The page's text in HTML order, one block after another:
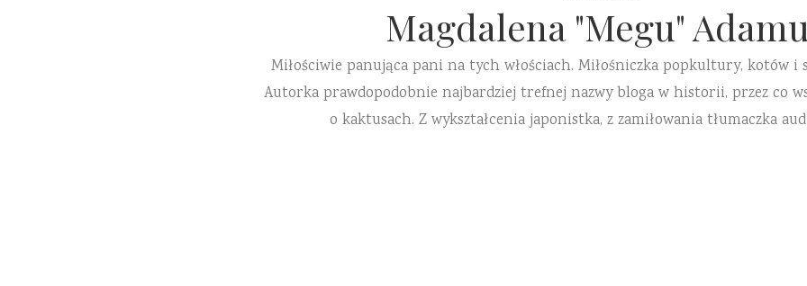
Magdalena "Megu"
Miłościwie panująca pani na tych włościach. Miłośniczka popkultury, kotów i
Autorka prawdopodobnie najbardziej trefnej nazwy bloga w historii, przez co
o kaktusach. Z wykształcenia japonistka, z zamiłowania tłumaczka